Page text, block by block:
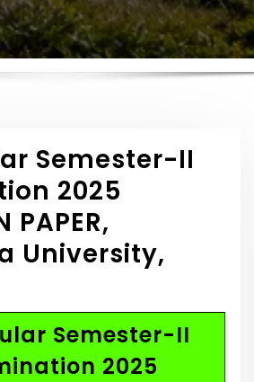
Semester-II
2025
PAPER,
University,
Semester-II
2025